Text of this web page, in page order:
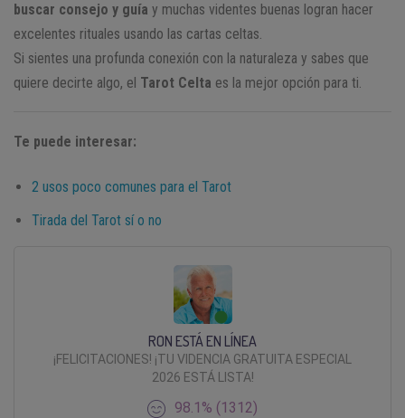
buscar consejo y guía y muchas videntes buenas logran hacer
excelentes rituales usando las cartas celtas.
Si sientes una profunda conexión con la naturaleza y sabes que
quiere decirte algo, el Tarot Celta es la mejor opción para ti.
Te puede interesar:
2 usos poco comunes para el Tarot
Tirada del Tarot sí o no
RON ESTÁ EN LÍNEA
¡FELICITACIONES! ¡TU VIDENCIA GRATUITA ESPECIAL
2026 ESTÁ LISTA!
98.1% (1312)